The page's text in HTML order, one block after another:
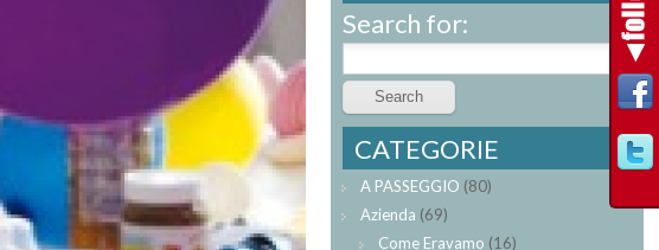
Search for:
CATEGORIE
A PASSEGGIO (80)
Azienda (69)
Come Eravamo (16)